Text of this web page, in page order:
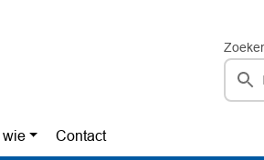
wie Contact